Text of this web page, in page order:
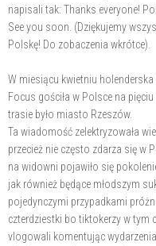
napisali tak: Thanks everyone!
See you soon. (Dziękujemy
Polskę! Do zobaczenia wkrótce).
W miesiącu kwietniu
Focus gościła w Polsce na
trasie było miasto Rzeszów.
Ta wiadomość zelektryzowała
przecież nie często zdarza się w
na widowni pojawiło się
jak również będące młodszym
pojedynczymi przypadkami
czterdziestki bo tiktokerzy w tym
vlogowali komentując